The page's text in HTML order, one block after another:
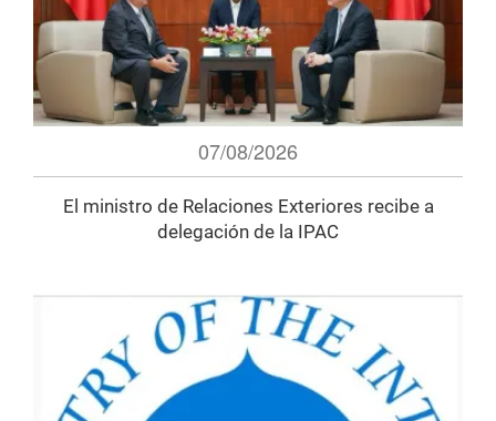
07/08/2026
El ministro de Relaciones Exteriores recibe a
delegación de la IPAC